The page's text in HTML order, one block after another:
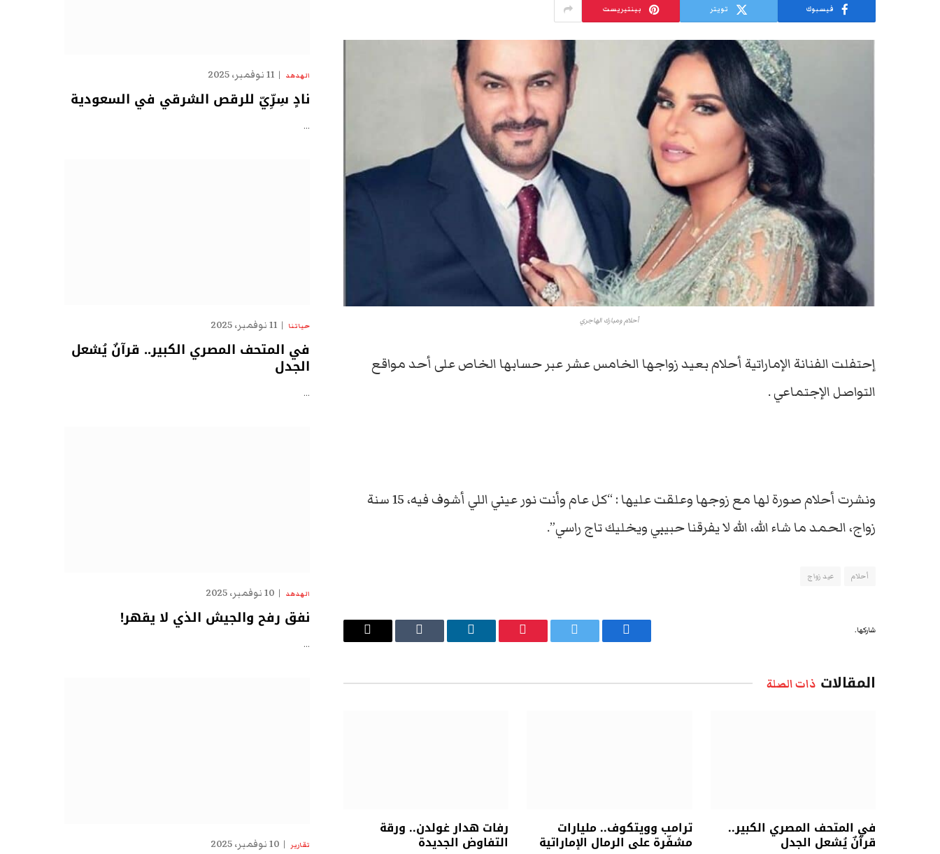
فيسبوك تويتر بينتيريست
أحلام ومبارك الهاجري
إحتفلت الفنانة الإماراتية أحلام بعيد زواجها الخامس عشر عبر حسابها الخاص على أحد مواقع
التواصل الإجتماعي .
ونشرت أحلام صورة لها مع زوجها وعلقت عليها : “كل عام وأنت نور عيني اللي أشوف فيه، 15 سنة
زواج، الحمد ما شاء الله، الله لا يفرقنا حبيبي ويخليك تاج راسي”.
أحلام عيد زواج
شاركها.
فيسبوك تويتر بينتيريست لينكدإن Tumblr
البريد
المقالات ذات الصلة
في المتحف المصري الكبير..
قرآنٌ يُشعل الجدل
ترامب وويتكوف.. مليارات
مشفّرة على الرمال الإماراتية
رفات هدار غولدن.. ورقة
التفاوض الجديدة
الهدهد 11 نوفمبر، 2025
نادٍ سِرِّيّ للرقص الشرقي في السعودية
…
حياتنا 11 نوفمبر، 2025
في المتحف المصري الكبير.. قرآنٌ يُشعل
الجدل
…
الهدهد 10 نوفمبر، 2025
نفق رفح والجيش الذي لا يقهر!
…
تقارير 10 نوفمبر، 2025